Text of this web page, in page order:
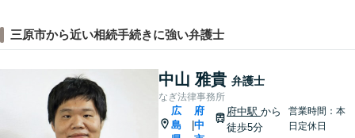
三原市から近い相続手続きに強い弁護士
中山 雅貴 弁護士
なぎ法律事務所
広
島
府
中
府中駅から
徒歩5分
営業時間：本
日定休日